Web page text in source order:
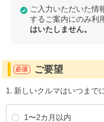
ご入力いただいた情
するご案内にのみ利
はいたしません。
必須 ご要望
1. 新しいクルマはいつまで
1〜2カ月以内